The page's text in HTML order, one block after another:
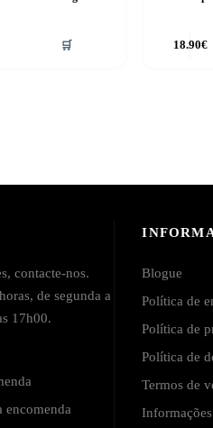
🛒 18.90€
contacte-nos.
de segunda a
17h00.
encomenda
Blogue
Política de
Política de
Política de
Termos de